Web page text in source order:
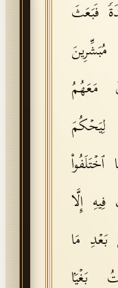
فَبَعَثَ
مَعَهُمُ
لِیَحۡكُمَ
إِلَّا
بَعۡدِ مَا
بَغۡیَۢا